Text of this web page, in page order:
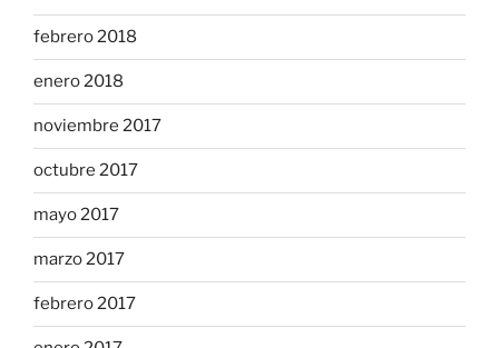
febrero 2018
enero 2018
noviembre 2017
octubre 2017
mayo 2017
marzo 2017
febrero 2017